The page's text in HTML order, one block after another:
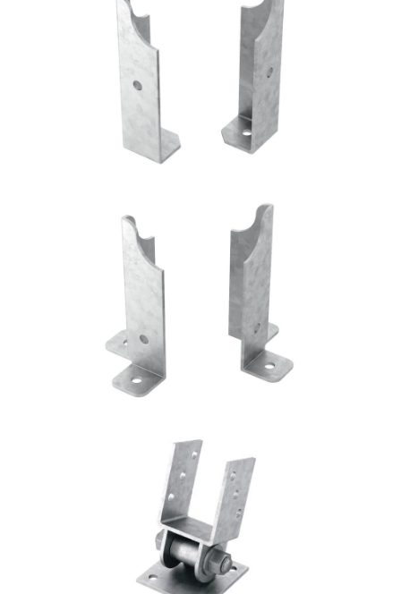
Portapilastro TYP FD50
Portapilastro TYP FD60
Portapilastro TYP S40
ROTHOBLAAS